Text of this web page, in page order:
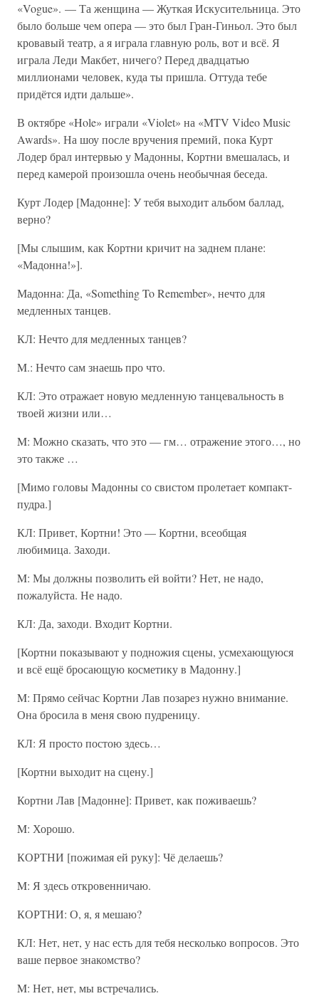
«Vogue». — Та женщина — Жуткая Искусительница. Это
было больше чем опера — это был Гран-Гиньол. Это был
кровавый театр, а я играла главную роль, вот и всё. Я
играла Леди Макбет, ничего? Перед двадцатью
миллионами человек, куда ты пришла. Оттуда тебе
придётся идти дальше».
В октябре «Hole» играли «Violet» на «MTV Video Music
Awards». На шоу после вручения премий, пока Курт
Лодер брал интервью у Мадонны, Кортни вмешалась, и
перед камерой произошла очень необычная беседа.
Курт Лодер [Мадонне]: У тебя выходит альбом баллад,
верно?
[Мы слышим, как Кортни кричит на заднем плане:
«Мадонна!»].
Мадонна: Да, «Something To Remember», нечто для
медленных танцев.
КЛ: Нечто для медленных танцев?
M.: Нечто сам знаешь про что.
КЛ: Это отражает новую медленную танцевальность в
твоей жизни или…
M: Можно сказать, что это — гм… отражение этого…, но
это также …
[Мимо головы Мадонны со свистом пролетает компакт-
пудра.]
КЛ: Привет, Кортни! Это — Кортни, всеобщая
любимица. Заходи.
M: Мы должны позволить ей войти? Нет, не надо,
пожалуйста. Не надо.
КЛ: Да, заходи. Входит Кортни.
[Кортни показывают у подножия сцены, усмехающуюся
и всё ещё бросающую косметику в Мадонну.]
M: Прямо сейчас Кортни Лав позарез нужно внимание.
Она бросила в меня свою пудреницу.
КЛ: Я просто постою здесь…
[Кортни выходит на сцену.]
Кортни Лав [Мадонне]: Привет, как поживаешь?
M: Хорошо.
КОРТНИ [пожимая ей руку]: Чё делаешь?
M: Я здесь откровенничаю.
КОРТНИ: О, я, я мешаю?
КЛ: Нет, нет, у нас есть для тебя несколько вопросов. Это
ваше первое знакомство?
M: Нет, нет, мы встречались.